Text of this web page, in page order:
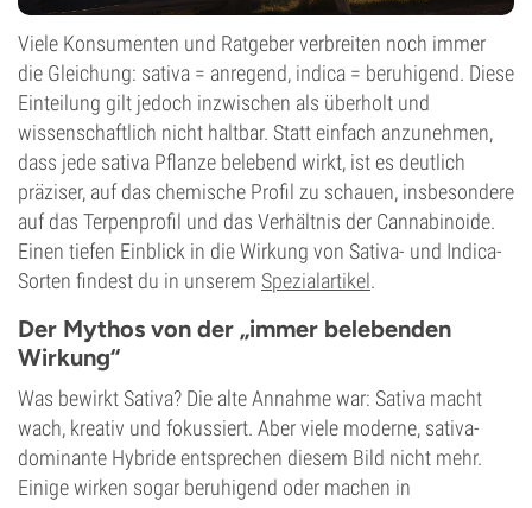
Viele Konsumenten und Ratgeber verbreiten noch immer
die Gleichung: sativa = anregend, indica = beruhigend. Diese
Einteilung gilt jedoch inzwischen als überholt und
wissenschaftlich nicht haltbar. Statt einfach anzunehmen,
dass jede sativa Pflanze belebend wirkt, ist es deutlich
präziser, auf das chemische Profil zu schauen, insbesondere
auf das Terpenprofil und das Verhältnis der Cannabinoide.
Einen tiefen Einblick in die Wirkung von Sativa- und Indica-
Sorten findest du in unserem Spezialartikel.
Der Mythos von der „immer belebenden
Wirkung“
Was bewirkt Sativa? Die alte Annahme war: Sativa macht
wach, kreativ und fokussiert. Aber viele moderne, sativa-
dominante Hybride entsprechen diesem Bild nicht mehr.
Einige wirken sogar beruhigend oder machen in